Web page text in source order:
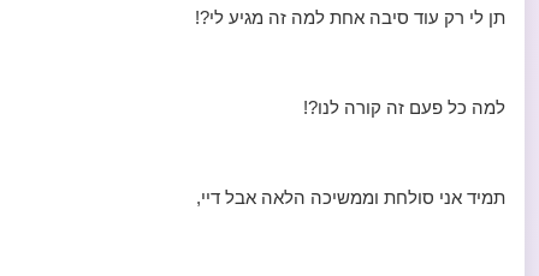
תן לי רק עוד סיבה אחת למה זה מגיע לי?!
למה כל פעם זה קורה לנו?!
תמיד אני סולחת וממשיכה הלאה אבל דיי,